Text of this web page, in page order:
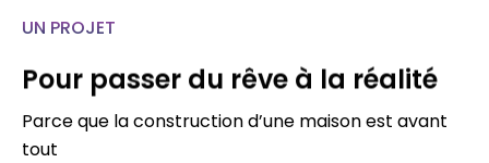
UN PROJET
Pour passer du rêve à la réalité
Parce que la construction d’une maison est avant
tout